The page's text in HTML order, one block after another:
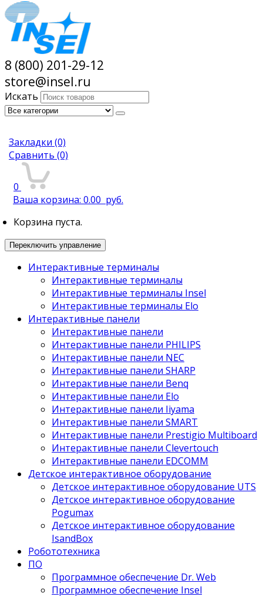
8 (800) 201-29-12
store@insel.ru
Искать
Закладки (0)
Сравнить (0)
0
Ваша корзина: 0.00 руб.
Корзина пуста.
Переключить управление
Интерактивные терминалы
Интерактивные терминалы
Интерактивные терминалы Insel
Интерактивные терминалы Elo
Интерактивные панели
Интерактивные панели
Интерактивные панели PHILIPS
Интерактивные панели NEC
Интерактивные панели SHARP
Интерактивные панели Benq
Интерактивные панели Elo
Интерактивные панели Iiyama
Интерактивные панели SMART
Интерактивные панели Prestigio Multiboard
Интерактивные панели Clevertouch
Интерактивные панели EDCOMM
Детское интерактивное оборудование
Детское интерактивное оборудование UTS
Детское интерактивное оборудование
Pogumax
Детское интерактивное оборудование
IsandBox
Робототехника
ПО
Программное обеспечение Dr. Web
Программное обеспечение Insel